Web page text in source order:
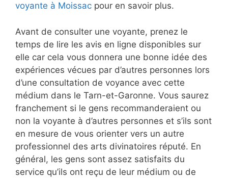
voyante à Moissac pour en savoir plus.
Avant de consulter une voyante, prenez le
temps de lire les avis en ligne disponibles sur
elle car cela vous donnera une bonne idée des
expériences vécues par d’autres personnes lors
d’une consultation de voyance avec cette
médium dans le Tarn-et-Garonne. Vous saurez
franchement si le gens recommanderaient ou
non la voyante à d’autres personnes et s’ils sont
en mesure de vous orienter vers un autre
professionnel des arts divinatoires réputé. En
général, les gens sont assez satisfaits du
service qu’ils ont reçu de leur médium ou de